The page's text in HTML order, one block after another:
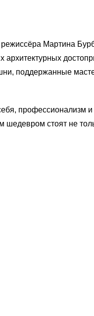
Мартина
поддержанные
профессионализм и
шедевром стоят не